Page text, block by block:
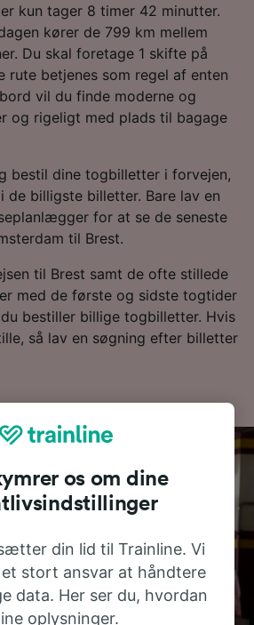
kun tager 8 timer 42 minutter.
kører de 799 km mellem
Du skal foretage 1 skifte på
rute betjenes som regel af enten
vil du finde moderne og
og rigeligt med plads til bagage
bestil dine togbilletter i forvejen,
de billigste billetter. Bare lav en
for at se de seneste
til Brest.
til Brest samt de ofte stillede
med de første og sidste togtider
bestiller billige togbilletter. Hvis
så lav en søgning efter billetter
os om dine
din lid til Trainline. Vi
stort ansvar at håndtere
data. Her ser du, hvordan
oplysninger.